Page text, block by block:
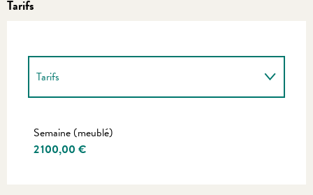
Tarifs
Tarifs
Semaine (meublé)
2 100,00 €